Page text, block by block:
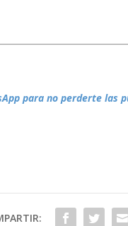
para no perderte las